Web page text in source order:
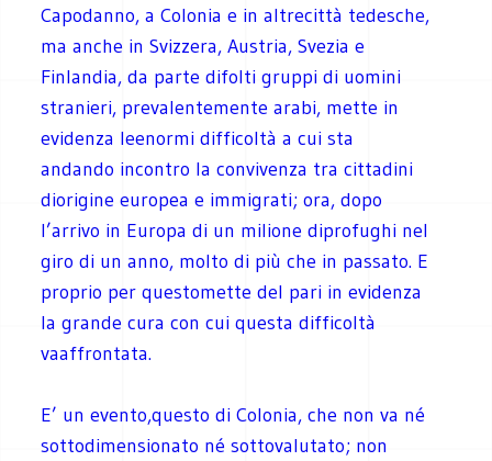
Capodanno, a Colonia e in altrecittà tedesche,
ma anche in Svizzera, Austria, Svezia e
Finlandia, da parte difolti gruppi di uomini
stranieri, prevalentemente arabi, mette in
evidenza leenormi difficoltà a cui sta
andando incontro la convivenza tra cittadini
diorigine europea e immigrati; ora, dopo
l’arrivo in Europa di un milione diprofughi nel
giro di un anno, molto di più che in passato. E
proprio per questomette del pari in evidenza
la grande cura con cui questa difficoltà
vaaffrontata.
E’ un evento,questo di Colonia, che non va né
sottodimensionato né sottovalutato; non